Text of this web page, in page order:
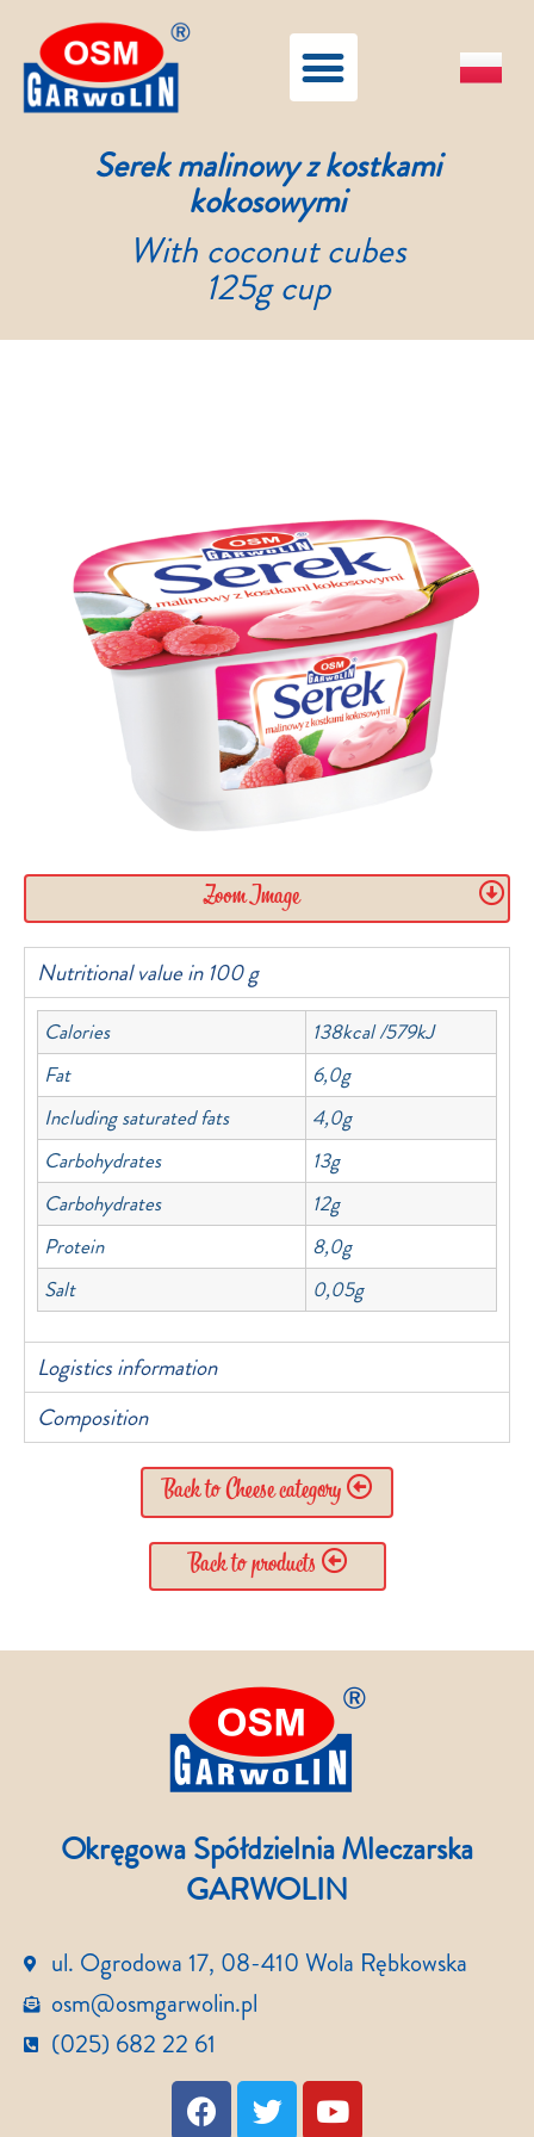
Serek malinowy z kostkami
kokosowymi
With coconut cubes
125g cup
Zoom Image
Nutritional value in 100 g
Calories
138kcal /579kJ
Fat
6,0g
Including saturated fats
4,0g
Carbohydrates
13g
Carbohydrates
12g
Protein
8,0g
Salt
0,05g
Logistics information
Composition
Back to Cheese category
Back to products
Okręgowa Spółdzielnia Mleczarska
GARWOLIN
ul. Ogrodowa 17, 08-410 Wola Rębkowska
osm@osmgarwolin.pl
(025) 682 22 61